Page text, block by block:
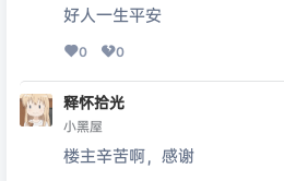
好人一生平安
0 0
释怀拾光
小黑屋
楼主辛苦啊，感谢